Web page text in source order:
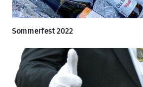
Sommerfest 2022